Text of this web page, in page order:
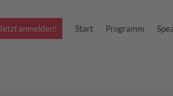
Jetzt anmelden! Start Programm